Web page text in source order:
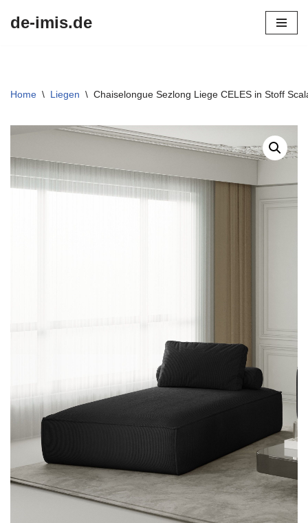
de-imis.de
Home \ Liegen \ Chaiselongue Sezlong Liege CELES in Stoff